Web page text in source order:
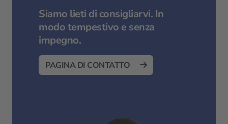
Siamo lieti di consigliarvi. In
modo tempestivo e senza
impegno.
PAGINA DI CONTATTO